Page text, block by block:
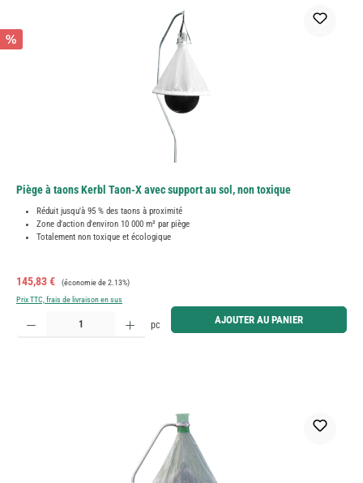
%
Piège à taons Kerbl Taon-X avec support au sol, non toxique
Réduit jusqu'à 95 % des taons à proximité
Zone d'action d'environ 10 000 m² par piège
Totalement non toxique et écologique
Prix de vente :
145,83 € Prix régulier :
(économie de 2.13%)
Prix TTC, frais de livraison en sus
Quantité de produit : Entrez la quantité souhaitée ou utilisez les boutons pour augmenter ou
pc AJOUTER AU PANIER